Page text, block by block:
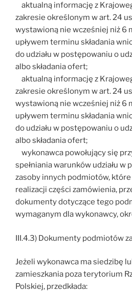
aktualną informację z
zakresie określonym w art. 24
wystawioną nie wcześniej niż 6
upływem terminu składania
do udziału w postępowaniu o
albo składania ofert;
aktualną informację z
zakresie określonym w art. 24
wystawioną nie wcześniej niż 6
upływem terminu składania
do udziału w postępowaniu o
albo składania ofert;
wykonawca powołujący się
spełniania warunków udziału w
zasoby innych podmiotów, które
realizacji części zamówienia,
dokumenty dotyczące tego
wymaganym dla wykonawcy,
III.4.3) Dokumenty podmiotów
Jeżeli wykonawca ma siedzibę
zamieszkania poza terytorium
Polskiej, przedkłada: